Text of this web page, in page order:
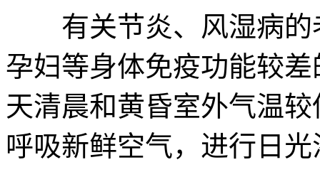
有关节炎、风湿病的
孕妇等身体免疫功能较
天清晨和黄昏室外气温
呼吸新鲜空气，进行日